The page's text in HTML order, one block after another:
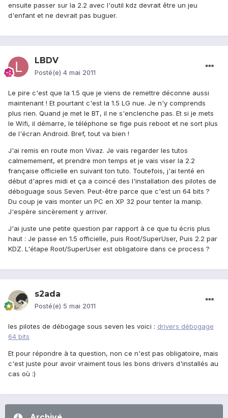
ensuite passer sur la 2.2 avec l'outil kdz devrait être un jeu
d'enfant et ne devrait pas buguer.
LBDV
Posté(e) 4 mai 2011
Le pire c'est que la 1.5 que je viens de remettre déconne aussi
maintenant ! Et pourtant c'est la 1.5 LG nue. Je n'y comprends
plus rien. Quand je met le BT, il ne s'enclenche pas. Et si je mets
le Wifi, il démarre, le téléphone se fige puis reboot et ne sort plus
de l'écran Android. Bref, tout va bien !
J'ai remis en route mon Vivaz. Je vais regarder les tutos
calmemement, et prendre mon temps et je vais viser la 2.2
française officielle en suivant ton tuto. Toutefois, j'ai tenté en
début d'apres midi et ça a coincé des l'installation des pilotes de
déboguage sous Seven. Peut-être parce que c'est un 64 bits ?
Du coup je vais monter un PC en XP 32 pour tenter la manip.
J'espère sincèrement y arriver.
J'ai juste une petite question par rapport à ce que tu écris plus
haut : Je passe en 1.5 officielle, puis Root/SuperUser, Puis 2.2 par
KDZ. L'étape Root/SuperUser est obligatoire dans ce process ?
s2ada
Posté(e) 5 mai 2011
les pilotes de débogage sous seven les voici : drivers débogage
64 bits
Et pour répondre à ta question, non ce n'est pas obligatoire, mais
c'est juste pour avoir vraiment tous les bons drivers d'installés au
cas où :)